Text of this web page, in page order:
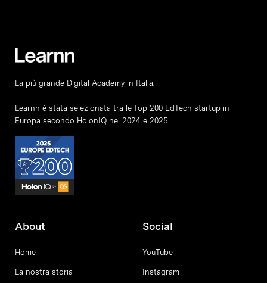
La più grande Digital Academy in Italia.
Learnn è stata selezionata tra le Top 200 EdTech startup in
Europa secondo HolonIQ nel 2024 e 2025.
About
Home
La nostra storia
Social
YouTube
Instagram